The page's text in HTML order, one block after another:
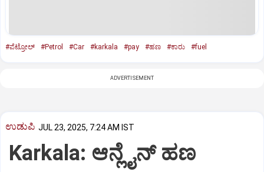
#ಪೆಟ್ರೋಲ್‌ #Petrol #Car #karkala #pay #ಹಣ #ಕಾರು #fuel
ADVERTISEMENT
ಉಡುಪಿ JUL 23, 2025, 7:24 AM IST
Karkala: ಆನ್ಲೈನ್‌ ಹಣ